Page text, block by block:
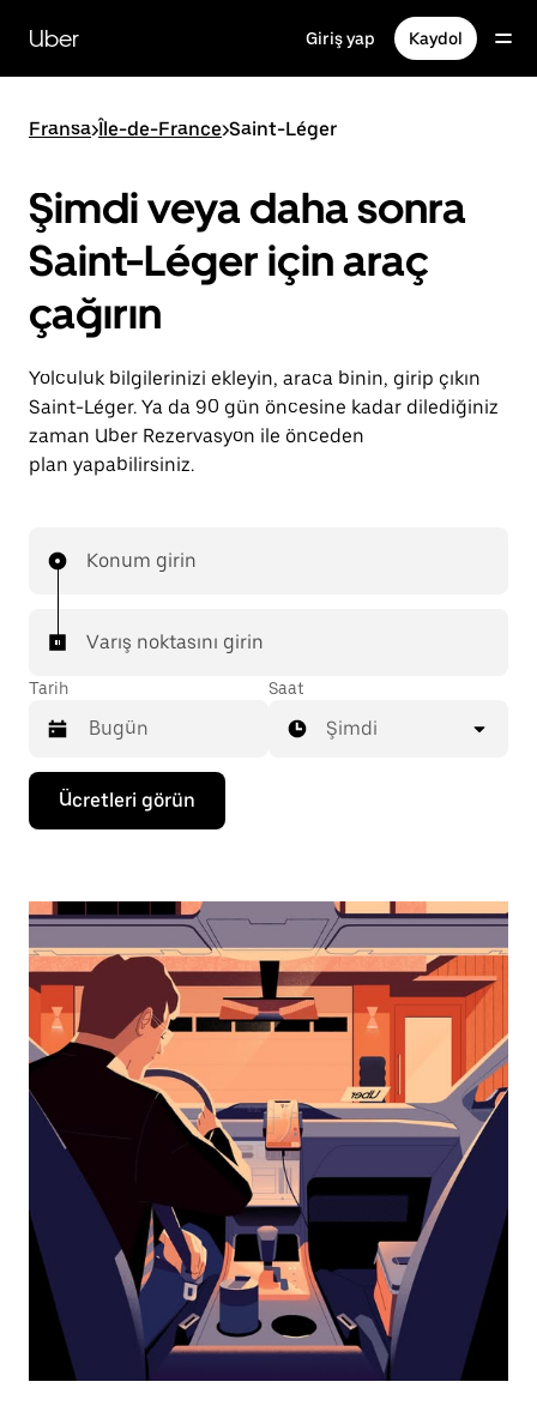
içeriğe
gidinUber Giriş yap Kaydol
Fransa>Île-de-France>Saint-Léger
Şimdi veya daha sonra
Saint-Léger için araç
çağırın
Yolculuk bilgilerinizi ekleyin, araca binin, girip çıkın
Saint-Léger. Ya da 90 gün öncesine kadar dilediğiniz
zaman Uber Rezervasyon ile önceden
plan yapabilirsiniz.
Konum girin
Varış noktasını girin
Tarih
Takvimle
etkileşime
geçmek
seçmek
aşağı
ok
tuşuna
basın.
Takvimi
kapatmak
için
escape
tuşuna
basın.
Saat
Şimdi
Ücretleri görün